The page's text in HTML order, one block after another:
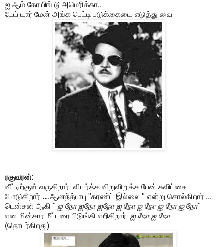
ஐ ஆம் கோயிங் டூ அமெரிக்கா..
டேய் யார் மேன் அங்க பெட்டி படுக்கையை எடுத்து வை
ரகுவரன்:
வீட்டிற்குள் வருகிறார்..வியர்க்க விறுவிறுக்க பேன் சுவிட்சை
போடுகிறார் ....ஆனந்த்பாபு "கரண்ட் இல்லை " என்று சொல்கிறார் ...
டென்சன் ஆகி " ஐ நோ ஐநோ ஐநோ ஐ நோ ஐ நோ ஐ நோ ஐ நோ"
என மின்சார மீட்டரை பிடுங்கி எறிகிறார்..ஐ நோ ஐ நோ...
(தொடர்கிறது)